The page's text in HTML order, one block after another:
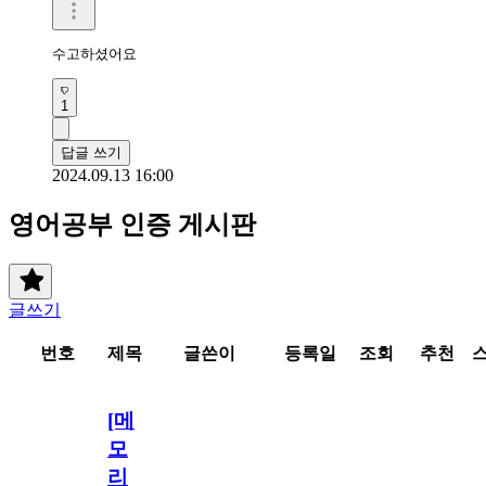
수고하셨어요
1
답글 쓰기
2024.09.13 16:00
영어공부 인증 게시판
글쓰기
번호 제목 글쓴이 등록일 조회 추천
[메
모
리